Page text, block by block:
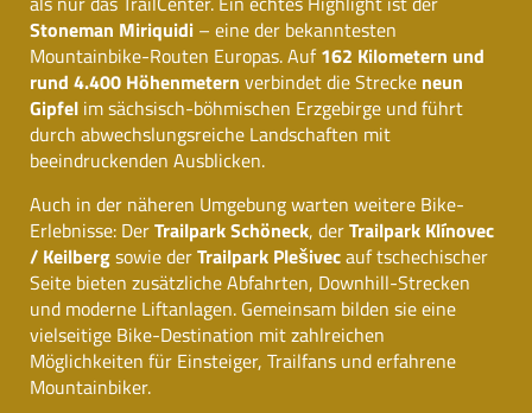
Stoneman Miriquidi – eine der bekanntesten
Mountainbike-Routen Europas. Auf162 Kilometern und
rund 4.400 Höhenmetern verbindet die Strecke neun
Gipfel im sächsisch-böhmischen Erzgebirge und führt
durch abwechslungsreiche Landschaften mit
beeindruckenden Ausblicken.
Auch in der näheren Umgebung warten weitere Bike-
Erlebnisse: DerTrailpark Schöneck, derTrailpark Klínovec
/ Keilbergsowie derTrailpark Plešivecauf tschechischer
Seite bieten zusätzliche Abfahrten, Downhill-Strecken
und moderne Liftanlagen. Gemeinsam bilden sie eine
vielseitige Bike-Destination mit zahlreichen
Möglichkeiten für Einsteiger, Trailfans und erfahrene
Mountainbiker.
STATISTIK
Mit Hilfe dieser Cookies sind wir bemüht unser
Angebot für Sie noch attraktiver zu gestalten.
Websitenutzern kann der Nutzerfluss
analysiert und beurteilt werden. Dies gibt uns
die Möglichkeit Werbe- und Websiteinhalte zu
optimieren.
Matomo
Name: